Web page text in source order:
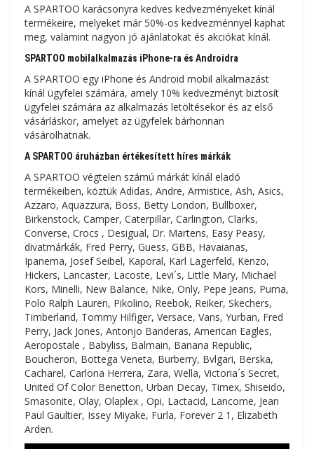
A SPARTOO karácsonyra kedves kedvezményeket kínál
termékeire, melyeket már 50%-os kedvezménnyel kaphat
meg, valamint nagyon jó ajánlatokat és akciókat kínál.
SPARTOO mobilalkalmazás iPhone-ra és Androidra
A SPARTOO egy iPhone és Android mobil alkalmazást
kínál ügyfelei számára, amely 10% kedvezményt biztosít
ügyfelei számára az alkalmazás letöltésekor és az első
vásárláskor, amelyet az ügyfelek bárhonnan
vásárolhatnak.
A SPARTOO áruházban értékesített híres márkák
A SPARTOO végtelen számú márkát kínál eladó
termékeiben, köztük Adidas, Andre, Armistice, Ash, Asics,
Azzaro, Aquazzura, Boss, Betty London, Bullboxer,
Birkenstock, Camper, Caterpillar, Carlington, Clarks,
Converse, Crocs , Desigual, Dr. Martens, Easy Peasy,
divatmárkák, Fred Perry, Guess, GBB, Havaianas,
Ipanema, Josef Seibel, Kaporal, Karl Lagerfeld, Kenzo,
Hickers, Lancaster, Lacoste, Levi´s, Little Mary, Michael
Kors, Minelli, New Balance, Nike, Only, Pepe Jeans, Puma,
Polo Ralph Lauren, Pikolino, Reebok, Reiker, Skechers,
Timberland, Tommy Hilfiger, Versace, Vans, Yurban, Fred
Perry, Jack Jones, Antonjo Banderas, American Eagles,
Aeropostale , Babyliss, Balmain, Banana Republic,
Boucheron, Bottega Veneta, Burberry, Bvlgari, Berska,
Cacharel, Carlona Herrera, Zara, Wella, Victoria´s Secret,
United Of Color Benetton, Urban Decay, Timex, Shiseido,
Smasonite, Olay, Olaplex , Opi, Lactacid, Lancome, Jean
Paul Gaultier, Issey Miyake, Furla, Forever 2 1, Elizabeth
Arden.